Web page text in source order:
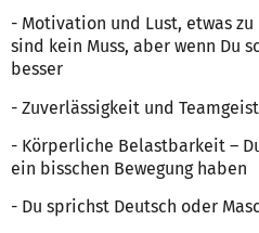
- Motivation und Lust, etwas
sind kein Muss, aber wenn Du
besser
- Zuverlässigkeit und Teamgeist
- Körperliche Belastbarkeit –
ein bisschen Bewegung haben
- Du sprichst Deutsch oder